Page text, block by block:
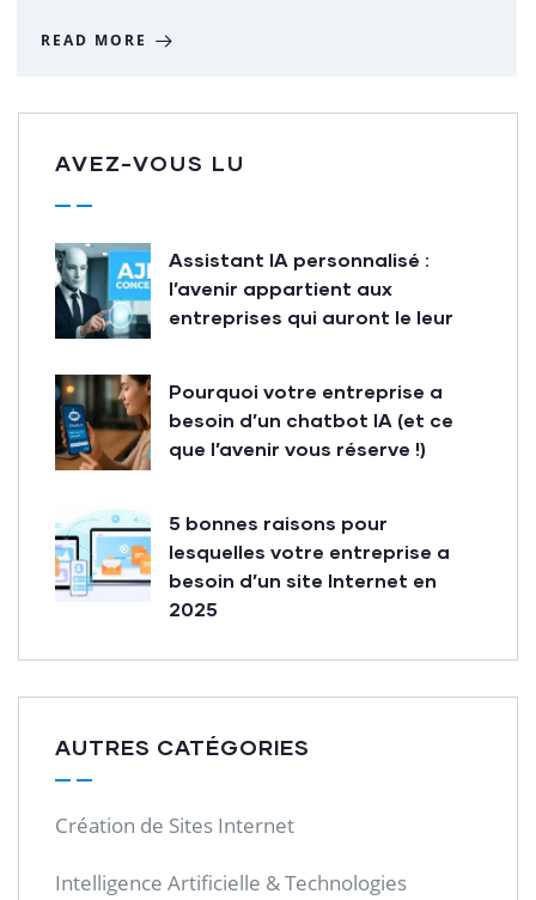
READ MORE
AVEZ-VOUS LU
Assistant IA personnalisé :
l’avenir appartient aux
entreprises qui auront le leur
Pourquoi votre entreprise a
besoin d’un chatbot IA (et ce
que l’avenir vous réserve !)
5 bonnes raisons pour
lesquelles votre entreprise a
besoin d’un site Internet en
2025
AUTRES CATÉGORIES
Création de Sites Internet
Intelligence Artificielle & Technologies